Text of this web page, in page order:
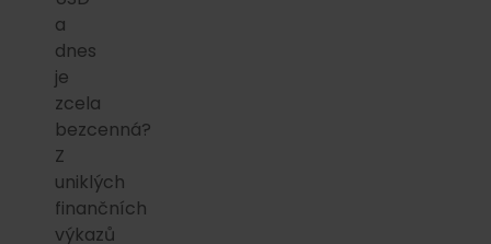
a
dnes
je
zcela
bezcenná?
Z
uniklých
finančních
výkazů